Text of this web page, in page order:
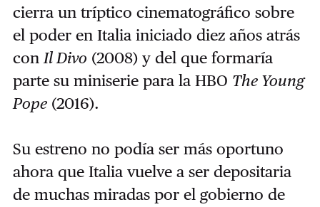
cierra un tríptico cinematográfico sobre
el poder en Italia iniciado diez años atrás
con Il Divo (2008) y del que formaría
parte su miniserie para la HBO The Young
Pope(2016).
Su estreno no podía ser más oportuno
ahora que Italia vuelve a ser depositaria
de muchas miradas por el gobierno de